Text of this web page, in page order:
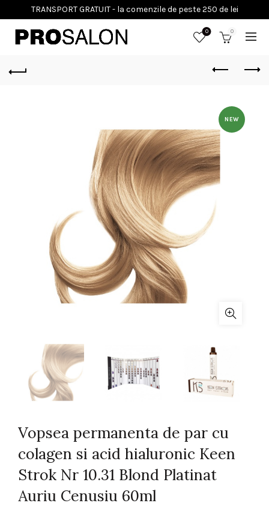
0 0
NEW
Vopsea permanenta de par cu
colagen si acid hialuronic Keen
Strok Nr 10.31 Blond Platinat
Auriu Cenusiu 60ml